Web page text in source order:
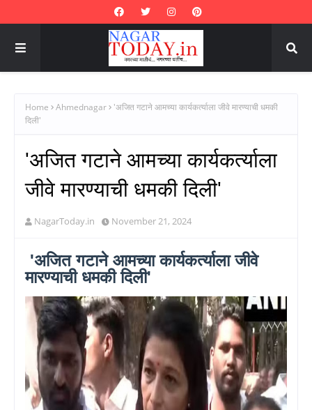
Home Ahmednagar
'अजित गटाने आमच्या कार्यकर्त्याला जीवे मारण्याची धमकी
दिली'
'अजित गटाने आमच्या कार्यकर्त्याला
जीवे मारण्याची धमकी दिली'
NagarToday.in November 21, 2024
'अजित गटाने आमच्या कार्यकर्त्याला जीवे
मारण्याची धमकी दिली'